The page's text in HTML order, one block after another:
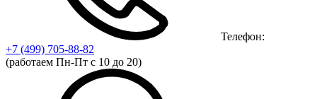
Телефон:
+7 (499) 705-88-82
(работаем Пн-Пт с 10 до 20)